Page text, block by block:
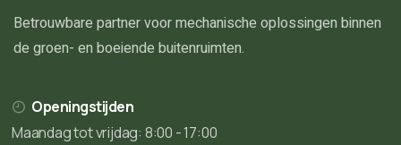
Betrouwbare partner voor mechanische oplossingen binnen
de groen- en boeiende buitenruimten.
Openingstijden
Maandag tot vrijdag: 8:00 - 17:00